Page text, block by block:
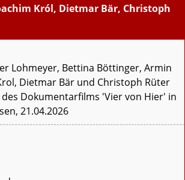
Król, Dietmar Bär, Christoph
Lohmeyer, Bettina Böttinger, Armin
Dietmar Bär und Christoph Rüter
Dokumentarfilms 'Vier von Hier' in
21.04.2026